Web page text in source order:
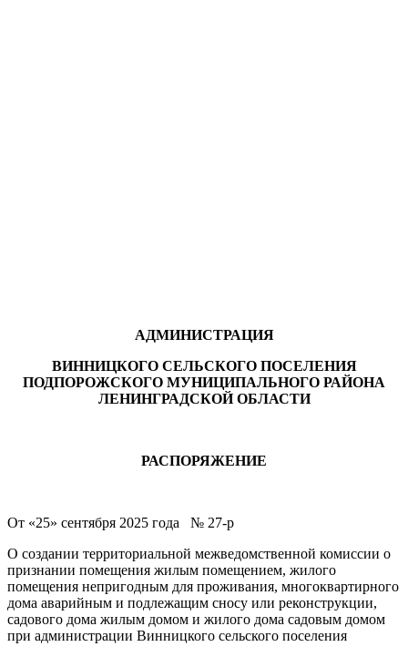
АДМИНИСТРАЦИЯ
ВИННИЦКОГО СЕЛЬСКОГО ПОСЕЛЕНИЯ
ПОДПОРОЖСКОГО МУНИЦИПАЛЬНОГО РАЙОНА
ЛЕНИНГРАДСКОЙ ОБЛАСТИ
РАСПОРЯЖЕНИЕ
От «25» сентября 2025 года № 27-р
О создании территориальной межведомственной комиссии о
признании помещения жилым помещением, жилого
помещения непригодным для проживания, многоквартирного
дома аварийным и подлежащим сносу или реконструкции,
садового дома жилым домом и жилого дома садовым домом
при администрации Винницкого сельского поселения